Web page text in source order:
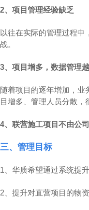
2、项目管理经验缺乏
以往在实际的管理过程
战。
3、项目增多，数据管理
随着项目的逐年增加，
目增多、管理人员分散
4、联营施工项目不由公
三、管理目标
1、华质希望通过系统提
2、提升对直营项目的物